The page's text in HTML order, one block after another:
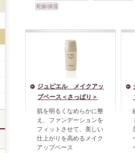
乾燥/保湿
ジュピエル メイクアッ
プベース＜さっぱり＞
肌を明るくなめらかに整
え、ファンデーションを
フィットさせて、美しい
仕上がりを高めるメイク
アップベース